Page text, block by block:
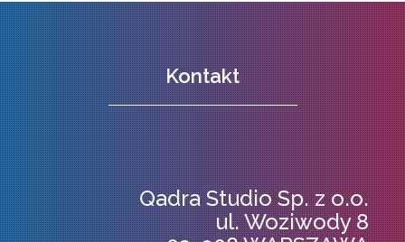
Kontakt
Qadra Studio Sp. z o.o.
ul. Woziwody 8